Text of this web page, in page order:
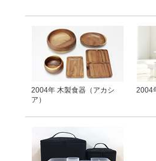
2004年 木製食器（アカシ
ア）
2004